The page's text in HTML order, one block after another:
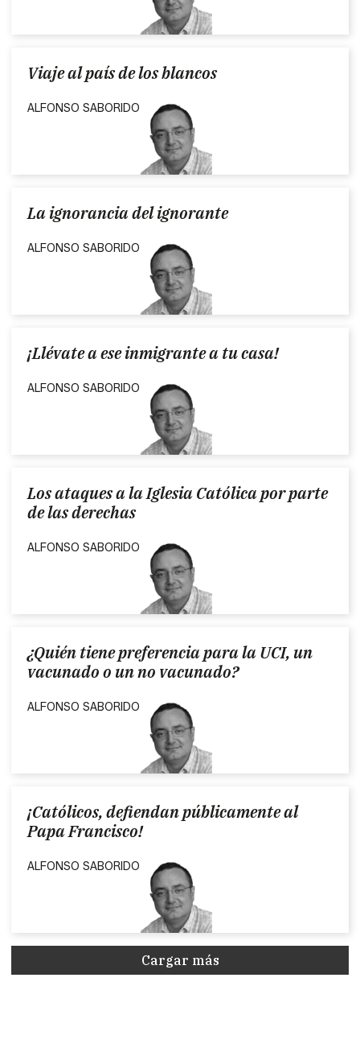
Viaje al país de los blancos
ALFONSO SABORIDO
La ignorancia del ignorante
ALFONSO SABORIDO
¡Llévate a ese inmigrante a tu casa!
ALFONSO SABORIDO
Los ataques a la Iglesia Católica por parte
de las derechas
ALFONSO SABORIDO
¿Quién tiene preferencia para la UCI, un
vacunado o un no vacunado?
ALFONSO SABORIDO
¡Católicos, defiendan públicamente al
Papa Francisco!
ALFONSO SABORIDO
Cargar más